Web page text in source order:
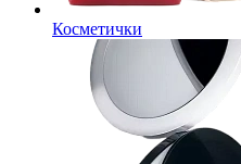
Косметички